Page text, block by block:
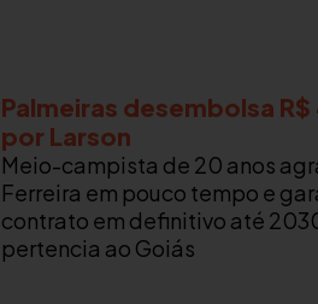
Palmeiras desembolsa
por Larson
Meio-campista de 20 anos
Ferreira em pouco tempo e
contrato em definitivo até
pertencia ao Goiás